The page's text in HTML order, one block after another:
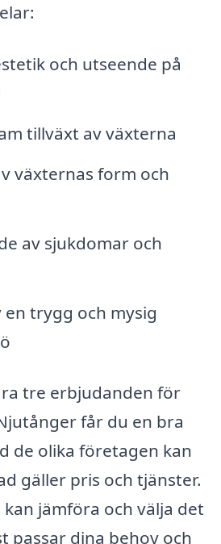
och utseende på
tillväxt av växterna
växternas form och
av sjukdomar och
en trygg och mysig
tre erbjudanden för
får du en bra
de olika företagen kan
gäller pris och tjänster.
jämföra och välja det
passar dina behov och